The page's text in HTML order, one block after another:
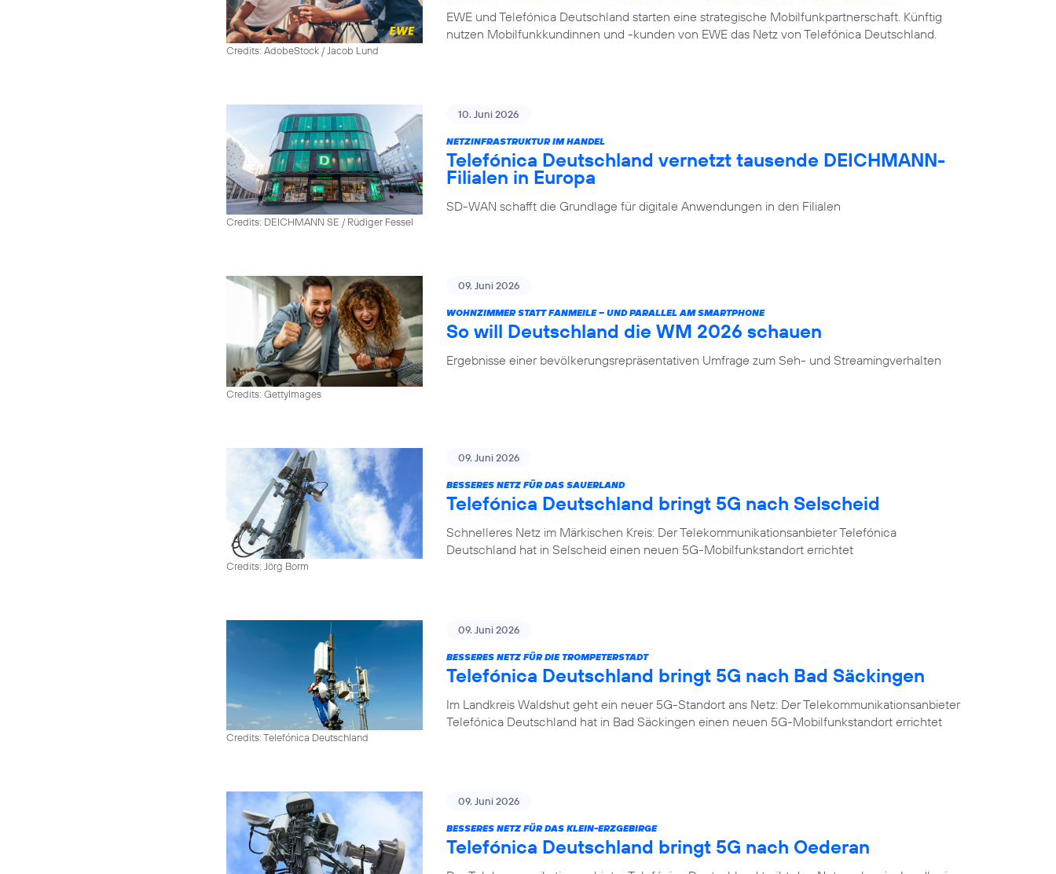
Credits: AdobeStock / Jacob Lund
EWE und Telefónica Deutschland starten eine strategische Mobilfunkpartnerschaft. Künftig
nutzen Mobilfunkkundinnen und -kunden von EWE das Netz von Telefónica Deutschland.
Credits: DEICHMANN SE / Rüdiger Fessel
10. Juni 2026
NETZINFRASTRUKTUR IM HANDEL
Telefónica Deutschland vernetzt tausende DEICHMANN-
Filialen in Europa
SD-WAN schafft die Grundlage für digitale Anwendungen in den Filialen
Credits: GettyImages
09. Juni 2026
WOHNZIMMER STATT FANMEILE – UND PARALLEL AM SMARTPHONE
So will Deutschland die WM 2026 schauen
Ergebnisse einer bevölkerungsrepräsentativen Umfrage zum Seh- und Streamingverhalten
Credits: Jörg Borm
09. Juni 2026
BESSERES NETZ FÜR DAS SAUERLAND
Telefónica Deutschland bringt 5G nach Selscheid
Schnelleres Netz im Märkischen Kreis: Der Telekommunikationsanbieter Telefónica
Deutschland hat in Selscheid einen neuen 5G-Mobilfunkstandort errichtet
Credits: Telefónica Deutschland
09. Juni 2026
BESSERES NETZ FÜR DIE TROMPETERSTADT
Telefónica Deutschland bringt 5G nach Bad Säckingen
Im Landkreis Waldshut geht ein neuer 5G-Standort ans Netz: Der Telekommunikationsanbieter
Telefónica Deutschland hat in Bad Säckingen einen neuen 5G-Mobilfunkstandort errichtet
09. Juni 2026
BESSERES NETZ FÜR DAS KLEIN-ERZGEBIRGE
Telefónica Deutschland bringt 5G nach Oederan